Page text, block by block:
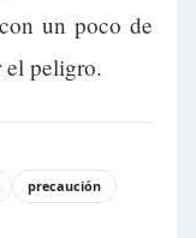
un poco de
el peligro.
precaución